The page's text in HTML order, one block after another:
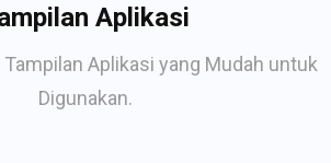
Aplikasi
Aplikasi yang Mudah untuk
Digunakan.